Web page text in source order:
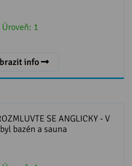
Úroveň: 1
info
a saunaSE ANGLICKY - V
bazén a sauna